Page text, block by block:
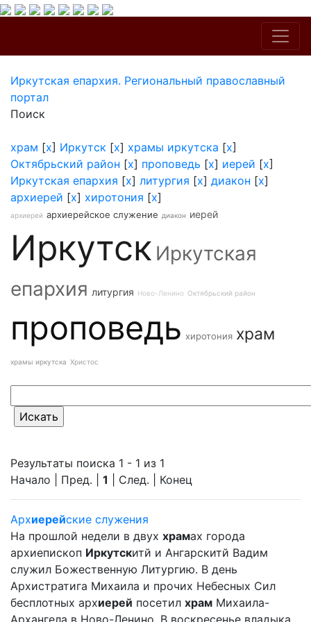
Иркутская епархия. Региональный православный
портал
Поиск
храм [x] Иркутск [x] храмы иркутска [x]
Октябрьский район [x] проповедь [x] иерей [x]
Иркутская епархия [x] литургия [x] диакон [x]
архиерей [x] хиротония [x]
архиерей архиерейское служение диакон иерей
Иркутск Иркутская
епархия литургия Ново-Ленино Октябрьский район
проповедь хиротония храм
храмы иркутска Христос
Результаты поиска 1 - 1 из 1
Начало | Пред. | 1 | След. | Конец
Архиерейские служения
На прошлой недели в двух храмах города
архиепископ Иркутскитй и Ангарскитй Вадим
служил Божественную Литургию. В день
Архистратига Михаила и прочих Небесных Сил
бесплотных архиерей посетил храм Михаила-
Архангела в Ново-Ленино. В воскресенье владыка